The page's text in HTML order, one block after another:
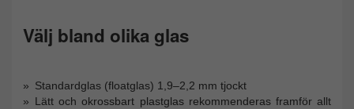
Välj bland olika glas
Standardglas (floatglas) 1,9–2,2 mm tjockt
Lätt och okrossbart plastglas rekommenderas framför allt